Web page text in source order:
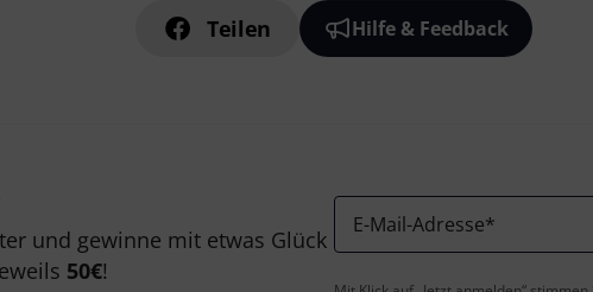
Teilen Hilfe & Feedback
und gewinne mit etwas Glück
50€!
E-Mail-Adresse*